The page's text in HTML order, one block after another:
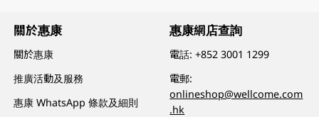
關於惠康
關於惠康
推廣活動及服務
惠康 WhatsApp 條款及細則
惠康網店查詢
電話:+852 3001 1299
電郵:
onlineshop@wellcome.com
.hk